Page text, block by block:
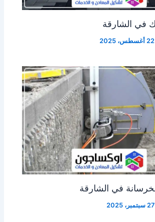
في الشارقة
22 أغسطس، 2025
في الشارقة
27 سبتمبر، 2025